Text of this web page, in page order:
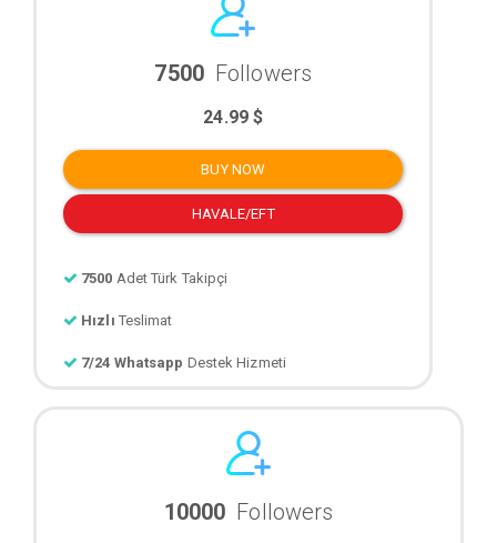
7500 Followers
24.99 $
BUY NOW
HAVALE/EFT
7500 Adet Türk Takipçi
Hızlı Teslimat
7/24 Whatsapp Destek Hizmeti
10000 Followers